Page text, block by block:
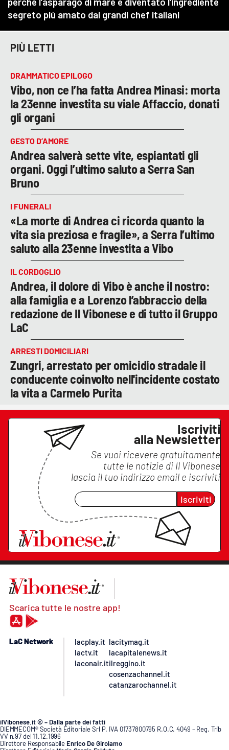
PIÙ LETTI
DRAMMATICO EPILOGO
Vibo, non ce l’ha fatta Andrea Minasi: morta
la 23enne investita su viale Affaccio, donati
gli organi
GESTO D’AMORE
Andrea salverà sette vite, espiantati gli
organi. Oggi l’ultimo saluto a Serra San
Bruno
I FUNERALI
«La morte di Andrea ci ricorda quanto la
vita sia preziosa e fragile», a Serra l’ultimo
saluto alla 23enne investita a Vibo
IL CORDOGLIO
Andrea, il dolore di Vibo è anche il nostro:
alla famiglia e a Lorenzo l’abbraccio della
redazione de Il Vibonese e di tutto il Gruppo
LaC
ARRESTI DOMICILIARI
Zungri, arrestato per omicidio stradale il
conducente coinvolto nell'incidente costato
la vita a Carmelo Purita
Iscriviti
alla Newsletter
Se vuoi ricevere gratuitamente
tutte le notizie di Il Vibonese
lascia il tuo indirizzo email e iscriviti
Iscriviti
Scarica tutte le nostre app!
LaC Network
lacplay.it
lactv.it
laconair.it
lacitymag.it
lacapitalenews.it
ilreggino.it
cosenzachannel.it
catanzarochannel.it
ilVibonese.it © – Dalla parte dei fatti
DIEMMECOM® Società Editoriale Srl P. IVA 01737800795 R.O.C. 4049 – Reg. Trib
VV n.97 del 11.12.1996
Direttore Responsabile Enrico De Girolamo